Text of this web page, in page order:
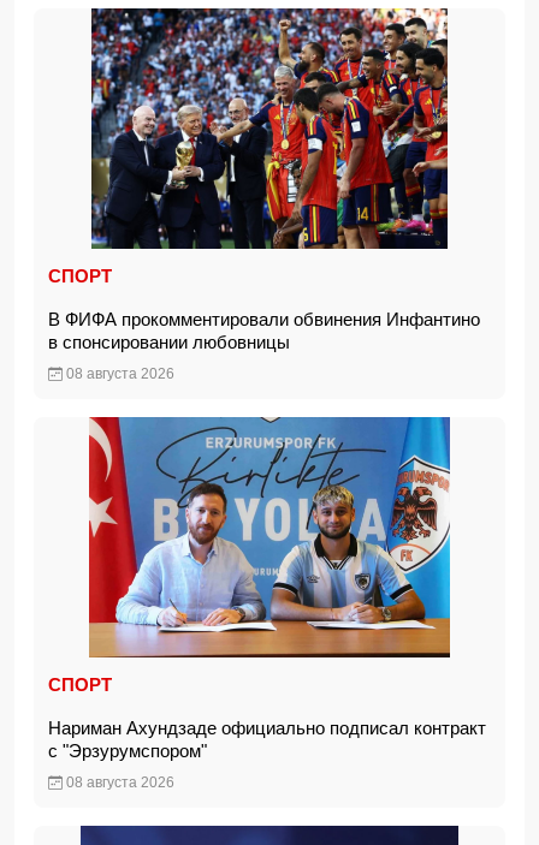
СПОРТ
В ФИФА прокомментировали обвинения Инфантино
в спонсировании любовницы
08 августа 2026
СПОРТ
Нариман Ахундзаде официально подписал контракт
с "Эрзурумспором"
08 августа 2026